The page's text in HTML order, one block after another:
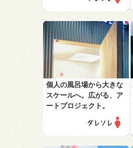
個人の風呂場から大きな
スケールへ。広がる、ア
ートプロジェクト。